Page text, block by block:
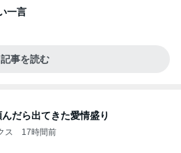
一言
記事を読む
だら出てきた愛情盛り
ス 17時間前